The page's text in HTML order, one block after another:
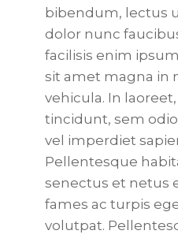
bibendum, lectus
dolor nunc
facilisis enim
sit amet magna in
vehicula. In
tincidunt, sem
vel imperdiet
Pellentesque
senectus et netus
fames ac turpis
volutpat.